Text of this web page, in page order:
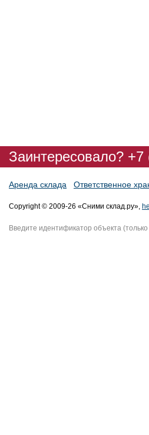
Заинтересовало?
Аренда склада Ответственное
Copyright © 2009-26 «Сними склад.ру»,
Введите идентификатор объекта